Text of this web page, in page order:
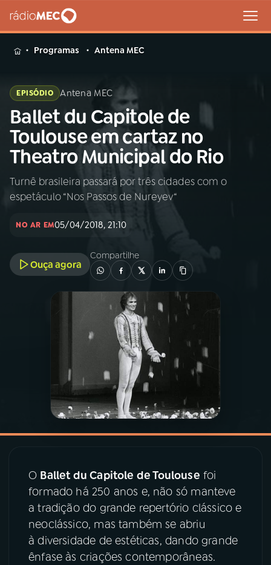
MENU
Buscar
na
Rádio
MEC
Buscar
Início AO VIVO
INÍCIO
A RÁDIO
PROGRAMAS
PODCASTS
VIDEOCASTS
ACOMPANHE A RÁDIO MEC
Programas Antena MEC
EPISÓDIO Antena MEC
Ballet du Capitole de
Toulouse em cartaz no
Theatro Municipal do Rio
Turnê brasileira passará por três cidades com o
espetáculo “Nos Passos de Nureyev“
NO AR EM05/04/2018, 21:10
Ouça agora
Compartilhe
O Ballet du Capitole de Toulouse foi
formado há 250 anos e, não só manteve
a tradição do grande repertório clássico e
neoclássico, mas também se abriu
à diversidade de estéticas, dando grande
ênfase às criações contemporâneas.